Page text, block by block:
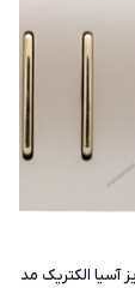
آسیا الکتریک مدل